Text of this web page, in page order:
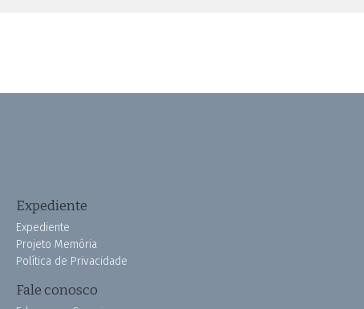
Expediente
Expediente
Projeto Memória
Política de Privacidade
Fale conosco